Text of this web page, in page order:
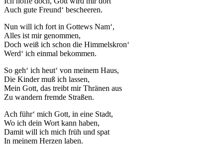
Auch gute Freund‘ bescheeren.
Nun will ich fort in Gottews Nam‘,
Alles ist mir genommen,
Doch weiß ich schon die Himmelskron‘
Werd‘ ich einmal bekommen.
So geh‘ ich heut‘ von meinem Haus,
Die Kinder muß ich lassen,
Mein Gott, das treibt mir Thränen aus
Zu wandern fremde Straßen.
Ach führ‘ mich Gott, in eine Stadt,
Wo ich dein Wort kann haben,
Damit will ich mich früh und spat
In meinem Herzen laben.